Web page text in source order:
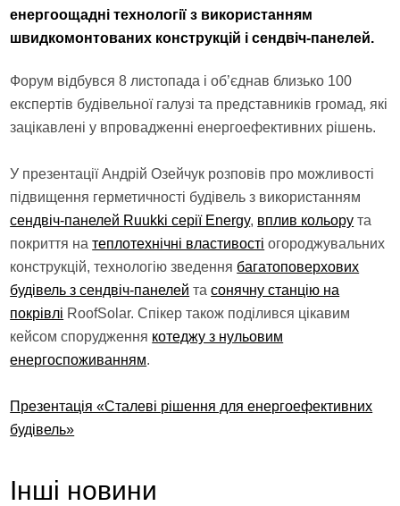
енергоощадні технології з використанням
швидкомонтованих конструкцій і сендвіч-панелей.
Форум відбувся 8 листопада і об’єднав близько 100
експертів будівельної галузі та представників громад, які
зацікавлені у впровадженні енергоефективних рішень.
У презентації Андрій Озейчук розповів про можливості
підвищення герметичності будівель з використанням
сендвіч-панелей Ruukki серії Energy, вплив кольору та
покриття натеплотехнічні властивості огороджувальних
конструкцій, технологію зведення багатоповерхових
будівель з сендвіч-панелей тасонячну станцію на
покрівлі RoofSolar. Спікер також поділився цікавим
кейсом спорудження котеджу з нульовим
енергоспоживанням.
Презентація «Сталеві рішення для енергоефективних
будівель»
Інші новини